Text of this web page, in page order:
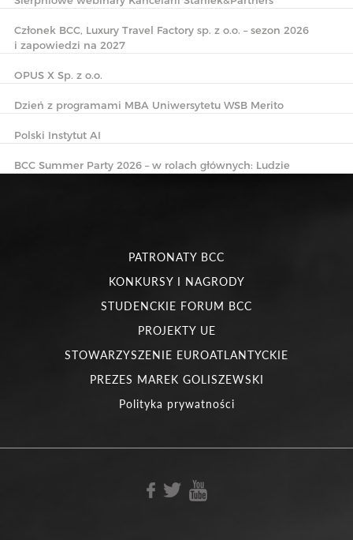
Członek BCC, Luxury Travel Factory sp. z o.o. – sezon 2026
i zapowiedzi na 2027
OPUS X Sp. z o.o.
Dzień z programami MBA Uniwersytetu WSB Merito
Polski Instytut AI
BCC Summer Party 2026 – w rolach głównych: Ludzie
PATRONATY BCC
KONKURSY I NAGRODY
STUDENCKIE FORUM BCC
PROJEKTY UE
STOWARZYSZENIE EUROATLANTYCKIE
PREZES MAREK GOLISZEWSKI
Polityka prywatności